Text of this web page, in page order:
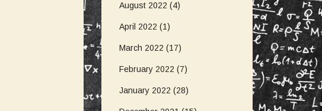
August 2022 (4)
April 2022 (1)
March 2022 (17)
February 2022 (7)
January 2022 (28)